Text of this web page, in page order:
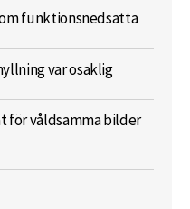
funktionsnedsatta
var osaklig
för våldsamma bilder